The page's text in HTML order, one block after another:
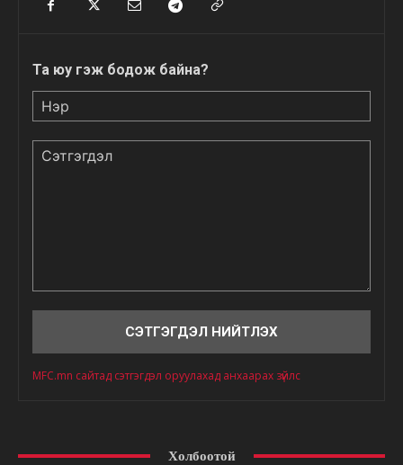
Та юу гэж бодож байна?
MFC.mn сайтад сэтгэгдэл оруулахад анхаарах зүйлс
Холбоотой